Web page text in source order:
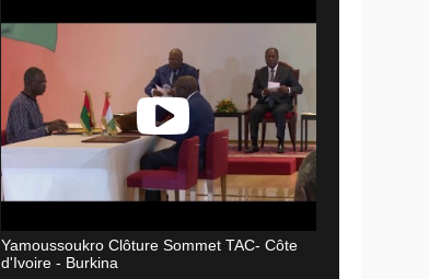
Yamoussoukro Clôture Sommet TAC- Côte
d'Ivoire - Burkina